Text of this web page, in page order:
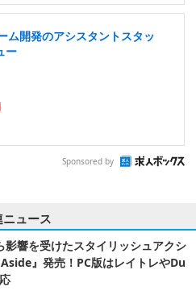
ム開発のアシスタントスタッ
ー
Sponsored by
ュース
影響を受けたスタイリッシュアクシ
』発売！PC版はレイトレやDu